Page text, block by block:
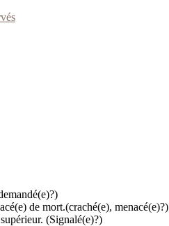
de mort.(craché(e), menacé(e)?)
(Signalé(e)?)